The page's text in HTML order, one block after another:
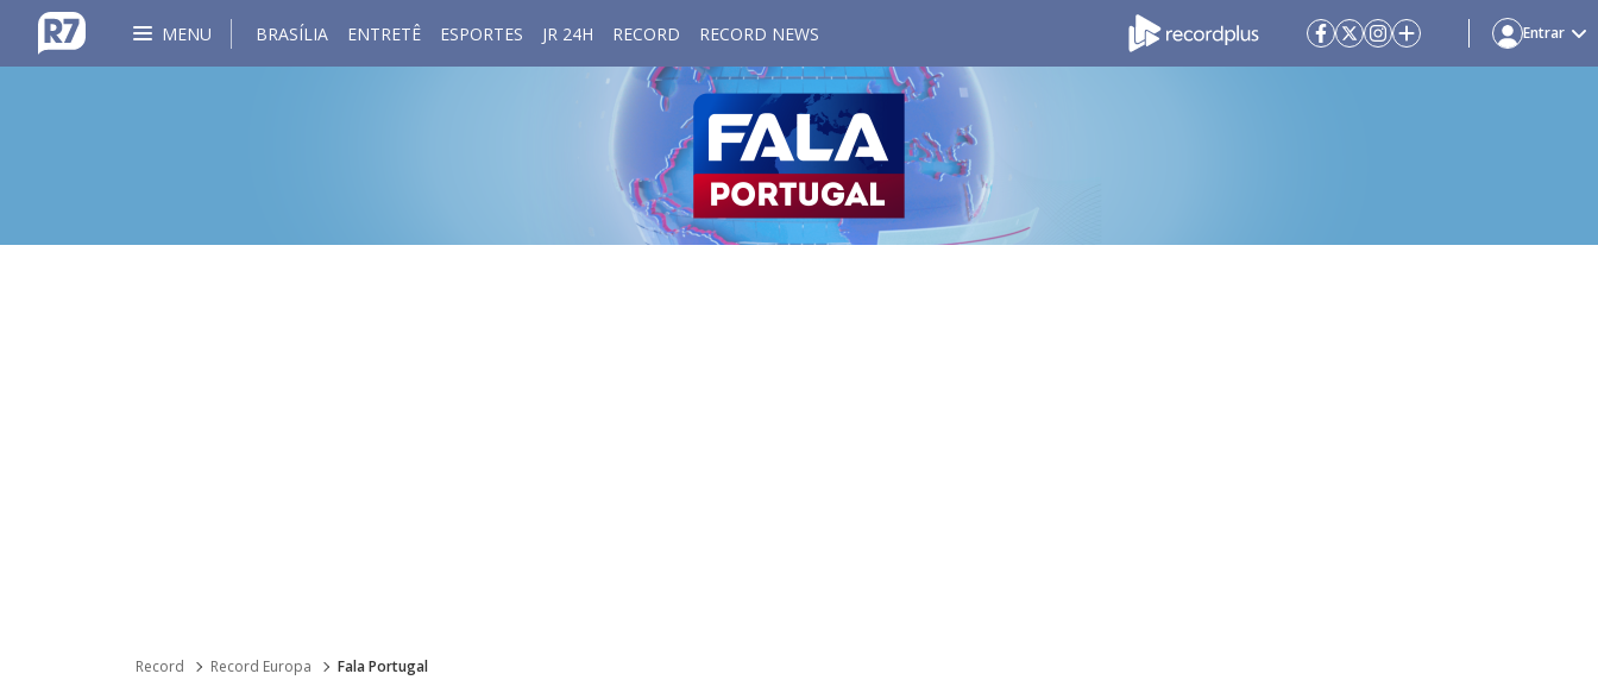
MENU BRASÍLIA ENTRETÊ ESPORTES JR 24H RECORD RECORD NEWS Entrar
Record Record Europa Fala Portugal